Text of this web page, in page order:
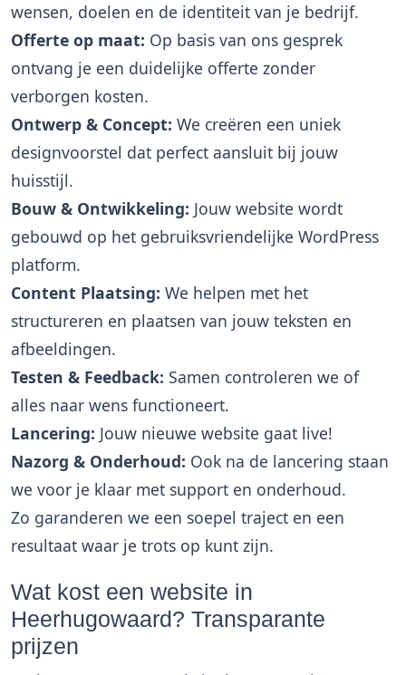
wensen, doelen en de identiteit van je bedrijf.
Offerte op maat: Op basis van ons gesprek
ontvang je een duidelijke offerte zonder
verborgen kosten.
Ontwerp & Concept: We creëren een uniek
designvoorstel dat perfect aansluit bij jouw
huisstijl.
Bouw & Ontwikkeling: Jouw website wordt
gebouwd op het gebruiksvriendelijke WordPress
platform.
Content Plaatsing: We helpen met het
structureren en plaatsen van jouw teksten en
afbeeldingen.
Testen & Feedback: Samen controleren we of
alles naar wens functioneert.
Lancering: Jouw nieuwe website gaat live!
Nazorg & Onderhoud: Ook na de lancering staan
we voor je klaar met support en onderhoud.
Zo garanderen we een soepel traject en een
resultaat waar je trots op kunt zijn.
Wat kost een website in
Heerhugowaard? Transparante
prijzen